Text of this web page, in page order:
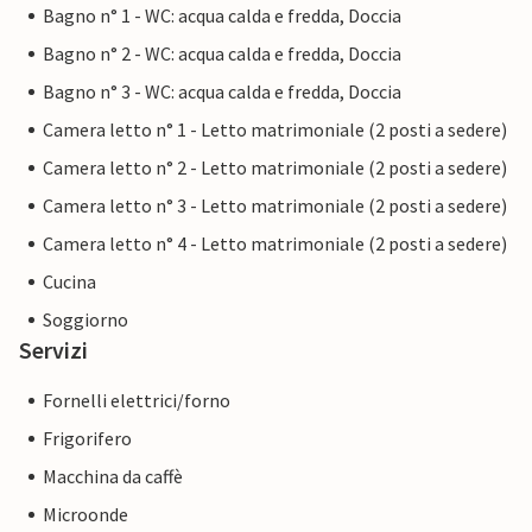
soggiorno non sarà diverso da quello di un proprietario
professionista.
Bagno n° 1 - WC: acqua calda e fredda, Doccia
Bagno n° 2 - WC: acqua calda e fredda, Doccia
Bagno n° 3 - WC: acqua calda e fredda, Doccia
Camera letto n° 1 - Letto matrimoniale (2 posti a sedere)
Camera letto n° 2 - Letto matrimoniale (2 posti a sedere)
Camera letto n° 3 - Letto matrimoniale (2 posti a sedere)
Camera letto n° 4 - Letto matrimoniale (2 posti a sedere)
Cucina
Soggiorno
Servizi
Fornelli elettrici/forno
Frigorifero
Macchina da caffè
Microonde